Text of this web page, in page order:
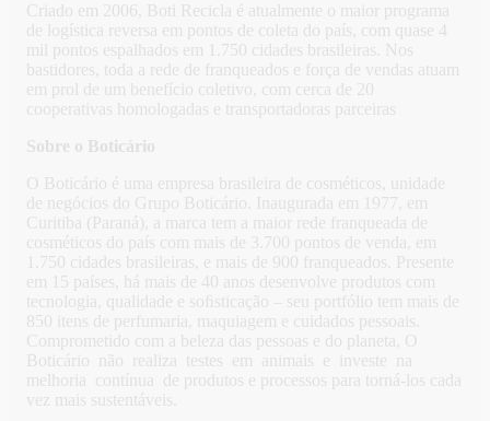
Criado em 2006, Boti Recicla é atualmente o maior programa
de logística reversa em pontos de coleta do país, com quase 4
mil pontos espalhados em 1.750 cidades brasileiras. Nos
bastidores, toda a rede de franqueados e força de vendas atuam
em prol de um benefício coletivo, com cerca de 20
cooperativas homologadas e transportadoras parceiras
Sobre o Boticário
O Boticário é uma empresa brasileira de cosméticos, unidade
de negócios do Grupo Boticário. Inaugurada em 1977, em
Curitiba (Paraná), a marca tem a maior rede franqueada de
cosméticos do país com mais de 3.700 pontos de venda, em
1.750 cidades brasileiras, e mais de 900 franqueados. Presente
em 15 países, há mais de 40 anos desenvolve produtos com
tecnologia, qualidade e soﬁsticação – seu portfólio tem mais de
850 itens de perfumaria, maquiagem e cuidados pessoais.
Comprometido com a beleza das pessoas e do planeta, O
Boticário não realiza testes em animais e investe na
melhoria contínua de produtos e processos para torná-los cada
vez mais sustentáveis.